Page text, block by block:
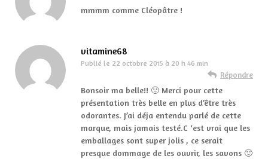
mmmm comme Cléopâtre !
vitamine68
Publié le 22 octobre 2015 à 20 h 46 min
Répondre
Bonsoir ma belle!! 🙂 Merci pour cette
présentation très belle en plus d’être très
odorantes. J’ai déja entendu parlé de cette
marque, mais jamais testé.C ‘est vrai que les
emballages sont super jolis , ce serait
presque dommage de les ouvrir, les savons 🙂